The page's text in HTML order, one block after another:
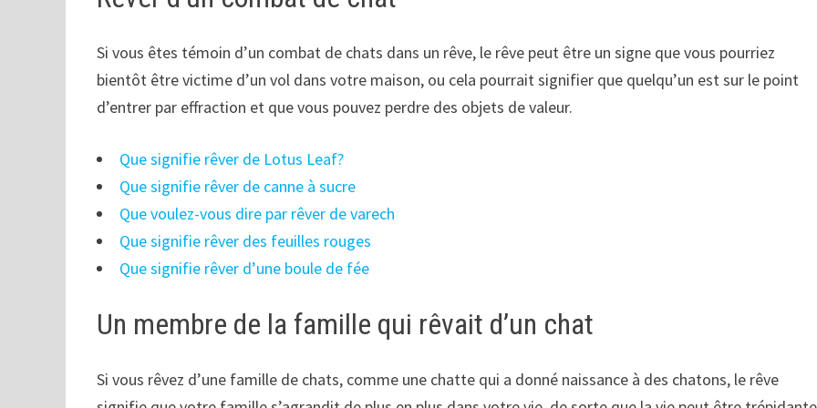
Si vous êtes témoin d’un combat de chats dans un rêve, le rêve peut être un signe que vous pourriez
bientôt être victime d’un vol dans votre maison, ou cela pourrait signifier que quelqu’un est sur le point
d’entrer par effraction et que vous pouvez perdre des objets de valeur.
Que signifie rêver de Lotus Leaf?
Que signifie rêver de canne à sucre
Que voulez-vous dire par rêver de varech
Que signifie rêver des feuilles rouges
Que signifie rêver d’une boule de fée
Un membre de la famille qui rêvait d’un chat
Si vous rêvez d’une famille de chats, comme une chatte qui a donné naissance à des chatons, le rêve